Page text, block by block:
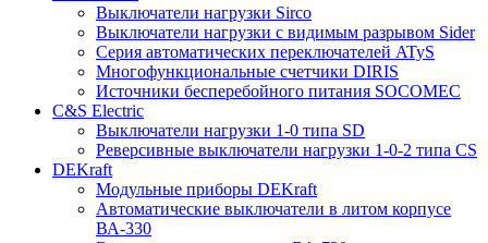
Выключатели нагрузки Sirco
Выключатели нагрузки с видимым разрывом Sider
Серия автоматических переключателей ATyS
Многофункциональные счетчики DIRIS
Источники бесперебойного питания SOCOMEC
C&S Electric
Выключатели нагрузки 1-0 типа SD
Реверсивные выключатели нагрузки 1-0-2 типа CS
DEKraft
Модульные приборы DEKraft
Автоматические выключатели в литом корпусе
ВА-330